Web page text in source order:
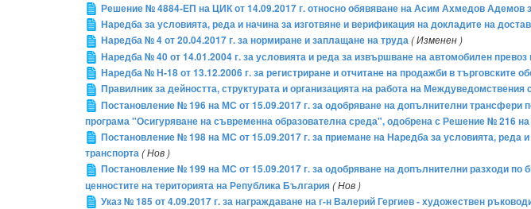
Решение № 4884-ЕП на ЦИК от 14.09.2017 г. относно обявяване на Асим Ахмедов Адемов
Наредба за условията, реда и начина за изготвяне и верификация на докладите на
Наредба № 4 от 20.04.2017 г. за нормиране и заплащане на труда( Изменен )
Наредба № 40 от 14.01.2004 г. за условията и реда за извършване на автомобилен превоз
Наредба № Н-18 от 13.12.2006 г. за регистриране и отчитане на продажби в търговските
Правилник за дейността, структурата и организацията на работа на Междуведомствения
Постановление № 196 на МС от 15.09.2017 г. за одобряване на допълнителни трансфери
програма "Осигуряване на съвременна образователна среда", одобрена с Решение № 216 на
Постановление № 198 на МС от 15.09.2017 г. за приемане на Наредба за условията, реда
транспорта( Нов )
Постановление № 199 на МС от 15.09.2017 г. за одобряване на допълнителни разходи
ценностите на територията на Република България( Нов )
Указ № 185 от 4.09.2017 г. за награждаване на г-н Валерий Гергиев - художествен